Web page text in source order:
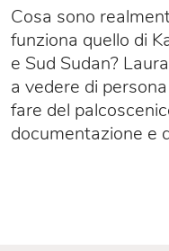
Cosa sono
funziona quello di
e Sud Sudan?
a vedere di
fare del
documentazione e